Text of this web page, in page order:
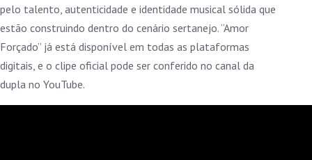
pelo talento, autenticidade e identidade musical sólida que
estão construindo dentro do cenário sertanejo. “Amor
Forçado” já está disponível em todas as plataformas
digitais, e o clipe oficial pode ser conferido no canal da
dupla no YouTube.